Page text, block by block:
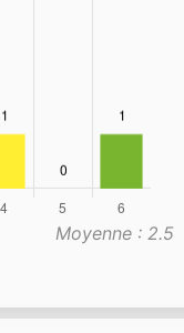
Moyenne : 2.5